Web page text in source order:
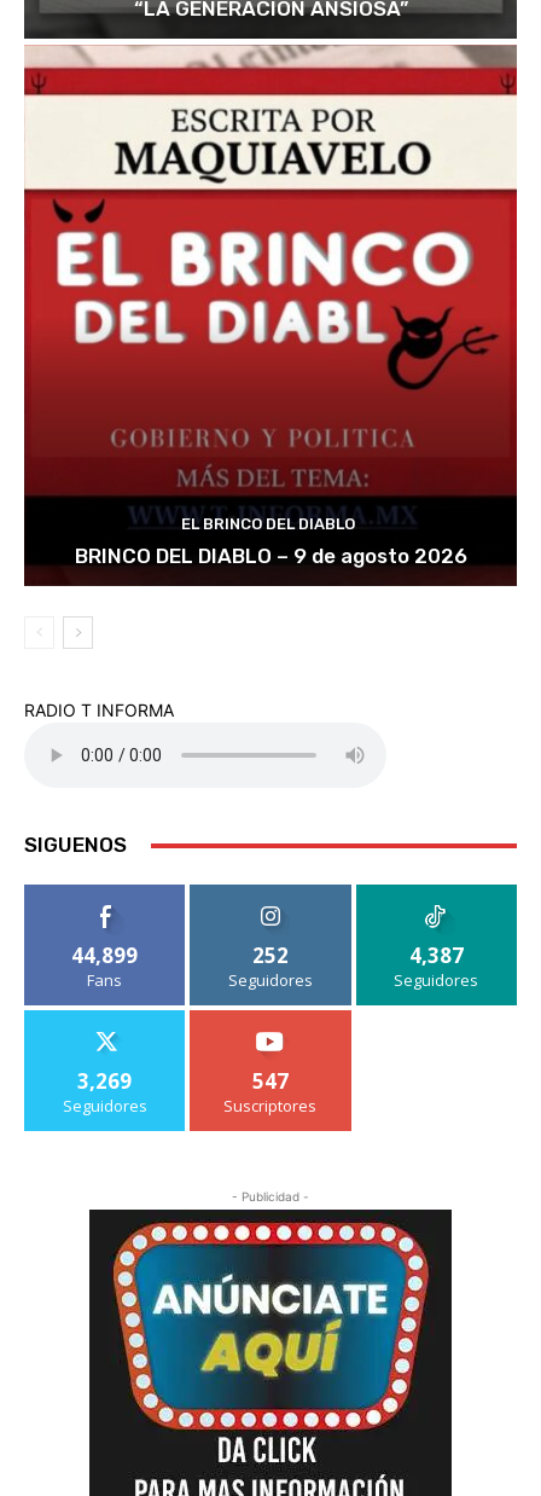
“LA GENERACIÓN ANSIOSA”
EL BRINCO DEL DIABLO
BRINCO DEL DIABLO – 9 de agosto 2026
RADIO T INFORMA
SIGUENOS
44,899
Fans
252
Seguidores
4,387
Seguidores
3,269
Seguidores
547
Suscriptores
- Publicidad -